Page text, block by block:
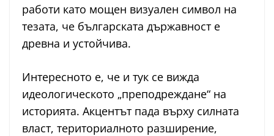
работи като мощен визуален символ на
тезата, че българската държавност е
древна и устойчива.
Интересното е, че и тук се вижда
идеологическото „преподреждане“ на
историята. Акцентът пада върху силната
власт, териториалното разширение,